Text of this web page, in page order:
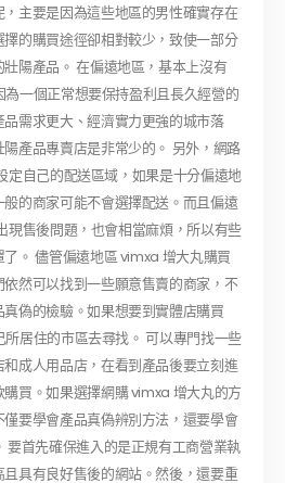
主要是因為這些地區的男性確實存在
的購買途徑卻相對較少，致使一部分
陽產品。 在偏遠地區，基本上沒有
一個正常想要保持盈利且長久經營的
需求更大、經濟實力更強的城市落
產品專賣店是非常少的。 另外，網路
定自己的配送區域，如果是十分偏遠地
的商家可能不會選擇配送。而且偏遠
現售後問題，也會相當麻煩，所以有些
。 儘管偏遠地區 vimxa 增大丸購買
然可以找到一些願意售賣的商家，不
偽的檢驗。如果想要到實體店購買
居住的市區去尋找。 可以專門找一些
成人用品店，在看到產品後要立刻進
買。如果選擇網購 vimxa 增大丸的方
要學會產品真偽辨別方法，還要學會
要首先確保進入的是正規有工商營業執
具有良好售後的網站。然後，還要重